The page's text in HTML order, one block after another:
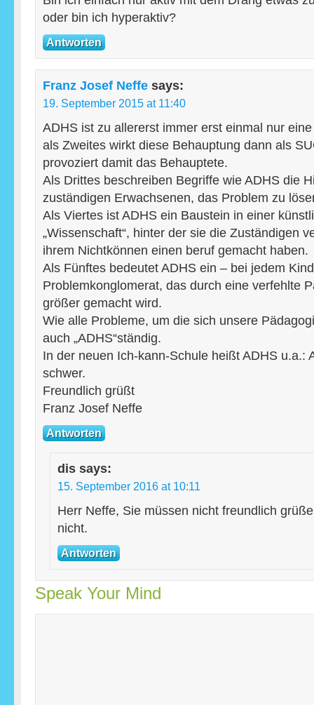
oder bin ich hyperaktiv?
Antworten
Franz Josef Neffe says:
19. September 2015 at 11:40
ADHS ist zu allererst immer erst einmal nur
als Zweites wirkt diese Behauptung dann als
provoziert damit das Behauptete.
Als Drittes beschreiben Begriffe wie ADHS die
zuständigen Erwachsenen, das Problem zu
Als Viertes ist ADHS ein Baustein in einer
„Wissenschaft“, hinter der sie die Zuständigen
ihrem Nichtkönnen einen beruf gemacht haben.
Als Fünftes bedeutet ADHS ein – bei jedem
Problemkonglomerat, das durch eine verfehlte
größer gemacht wird.
Wie alle Probleme, um die sich unsere
auch „ADHS“ständig.
In der neuen Ich-kann-Schule heißt ADHS u.a.:
schwer.
Freundlich grüßt
Franz Josef Neffe
Antworten
dis says:
15. September 2016 at 10:11
Herr Neffe, Sie müssen nicht freundlich
nicht.
Antworten
Speak Your Mind